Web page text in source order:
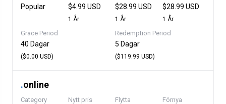
Popular $4.99 USD
1 År
$28.99 USD
1 År
$28.99 USD
1 År
Grace Period
40 Dagar
($0.00 USD)
Redemption Period
5 Dagar
($119.99 USD)
.online
Category Nytt pris Flytta Förnya